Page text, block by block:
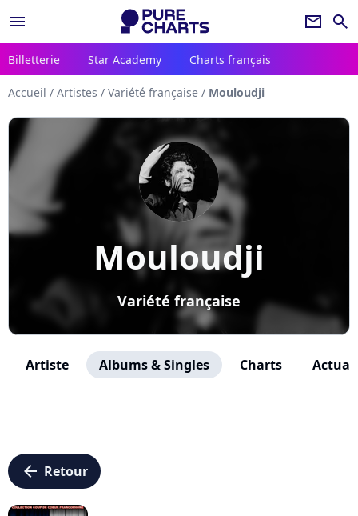
menu newsletter search
Billetterie Star Academy Charts français
Accueil / Artistes / Variété française / Mouloudji
Mouloudji
Variété française
Artiste Albums & Singles Charts
arrow_left Retour